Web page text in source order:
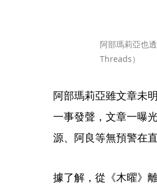
阿部瑪莉亞也
Threads）
阿部瑪莉亞雖文章未
一事發聲，文章一曝
源、阿良等無預警在
據了解，從《木曜》